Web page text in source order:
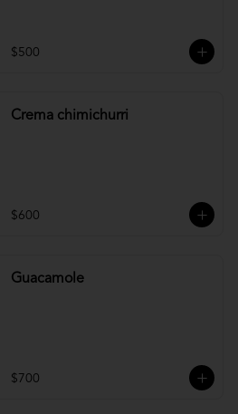
$500
Crema chimichurri
$600
Guacamole
$700